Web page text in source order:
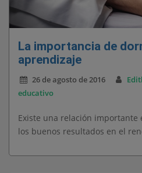
La importancia de
aprendizaje
26 de agosto de 2016
educativo
Existe una relación importante
los buenos resultados en el